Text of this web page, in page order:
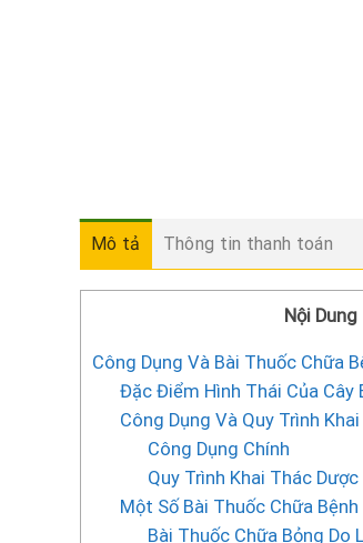
Mô tả Thông tin thanh toán
Nội Dung
Công Dụng Và Bài Thuốc Chữa
Đặc Điểm Hình Thái Của Cây
Công Dụng Và Quy Trình
Công Dụng Chính
Quy Trình Khai Thác Dược
Một Số Bài Thuốc Chữa
Bài Thuốc Chữa Bỏng Do